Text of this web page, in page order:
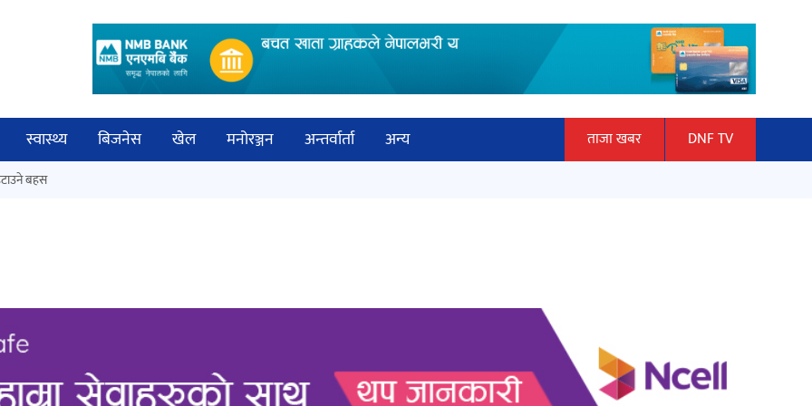
स्वास्थ्य बिजनेस खेल मनोरञ्जन अन्तर्वार्ता
अन्य
ताजा खबर DNF TV
औपचारिक सेवा सञ्चालनमा
हलमा छैन ‘गौँथली’को टिकट
बहस